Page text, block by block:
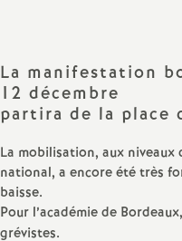
La manifestation
12 décembre
partira de la place
La mobilisation, aux
national, a encore été très
baisse.
Pour l’académie de
grévistes.